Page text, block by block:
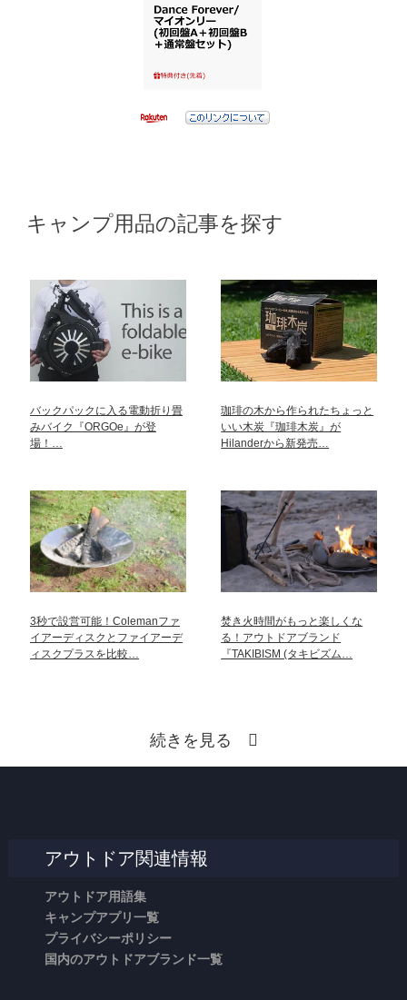
キャンプ用品の記事を探す
バックパックに入る電動折り畳
みバイク『ORGOe』が登
場！…
珈琲の木から作られたちょっと
いい木炭『珈琲木炭』が
Hilanderから新発売…
3秒で設営可能！Colemanファ
イアーディスクとファイアーデ
ィスクプラスを比較…
焚き火時間がもっと楽しくな
る！アウトドアブランド
『TAKIBISM (タキビズム…
続きを見る
アウトドア関連情報
アウトドア用語集
キャンプアプリ一覧
プライバシーポリシー
国内のアウトドアブランド一覧